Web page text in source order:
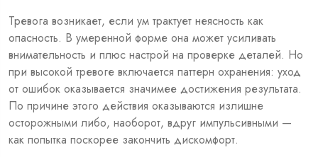
Тревога возникает, если ум трактует неясность как
опасность. В умеренной форме она может усиливать
внимательность и плюс настрой на проверке деталей. Но
при высокой тревоге включается паттерн охранения: уход
от ошибок оказывается значимее достижения результата.
По причине этого действия оказываются излишне
осторожными либо, наоборот, вдруг импульсивными —
как попытка поскорее закончить дискомфорт.